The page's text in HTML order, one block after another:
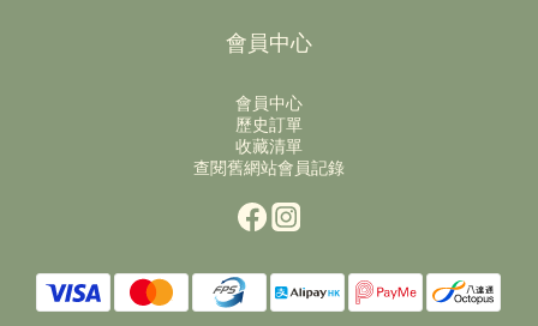
會員中心
會員中心
歷史訂單
收藏清單
查閱舊網站會員記錄